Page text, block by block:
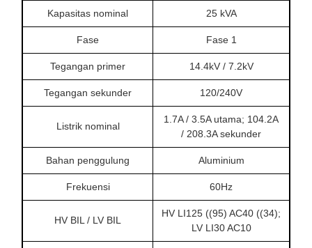
Kapasitas nominal 25 kVA
Fase Fase 1
Tegangan primer 14.4kV / 7.2kV
Tegangan sekunder 120/240V
Listrik nominal
1.7A / 3.5A utama; 104.2A
/ 208.3A sekunder
Bahan penggulung Aluminium
Frekuensi 60Hz
HV BIL / LV BIL
HV LI125 ((95) AC40 ((34);
LV LI30 AC10